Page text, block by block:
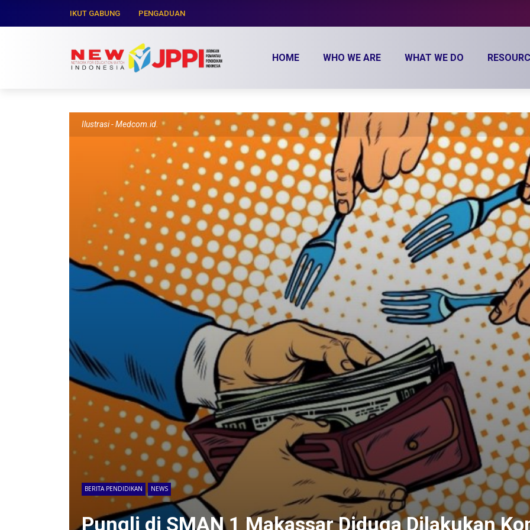
IKUT GABUNG PENGADUAN
HOME WHO WE ARE WHAT WE DO
Ilustrasi - Medcom.id.
BERITA PENDIDIKAN NEWS
Pungli di SMAN 1 Makassar Diduga Dilakukan